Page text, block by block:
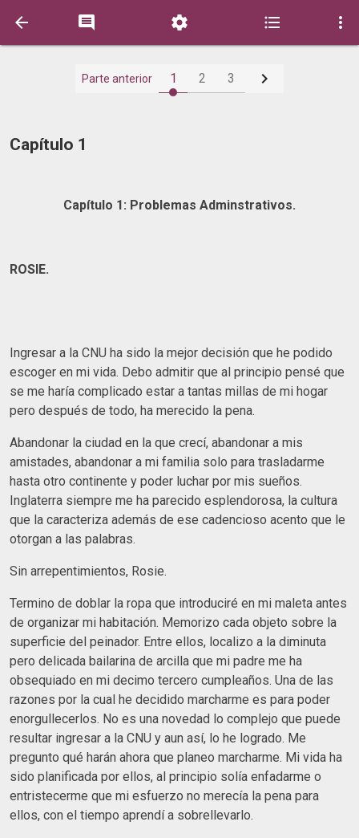
    
Parte anterior 1 2 3 
Capítulo 1
Capítulo 1: Problemas Adminstrativos.
ROSIE.
Ingresar a la CNU ha sido la mejor decisión que he podido
escoger en mi vida. Debo admitir que al principio pensé que
se me haría complicado estar a tantas millas de mi hogar
pero después de todo, ha merecido la pena.
Abandonar la ciudad en la que crecí, abandonar a mis
amistades, abandonar a mi familia solo para trasladarme
hasta otro continente y poder luchar por mis sueños.
Inglaterra siempre me ha parecido esplendorosa, la cultura
que la caracteriza además de ese cadencioso acento que le
otorgan a las palabras.
Sin arrepentimientos, Rosie.
Termino de doblar la ropa que introduciré en mi maleta antes
de organizar mi habitación. Memorizo cada objeto sobre la
superficie del peinador. Entre ellos, localizo a la diminuta
pero delicada bailarina de arcilla que mi padre me ha
obsequiado en mi decimo tercero cumpleaños. Una de las
razones por la cual he decidido marcharme es para poder
enorgullecerlos. No es una novedad lo complejo que puede
resultar ingresar a la CNU y aun así, lo he logrado. Me
pregunto qué harán ahora que planeo marcharme. Mi vida ha
sido planificada por ellos, al principio solía enfadarme o
entristecerme que mi esfuerzo no merecía la pena para
ellos, con el tiempo aprendí a sobrellevarlo.